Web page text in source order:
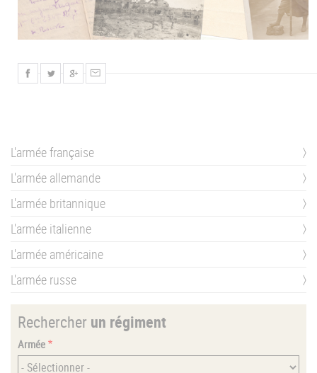
L'armée française
L'armée allemande
L'armée britannique
L'armée italienne
L'armée américaine
L'armée russe
Rechercher un régiment
Armée